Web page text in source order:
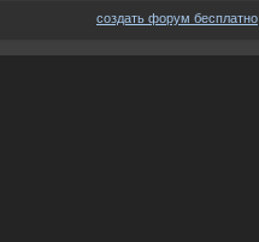
создать форум бесплатно